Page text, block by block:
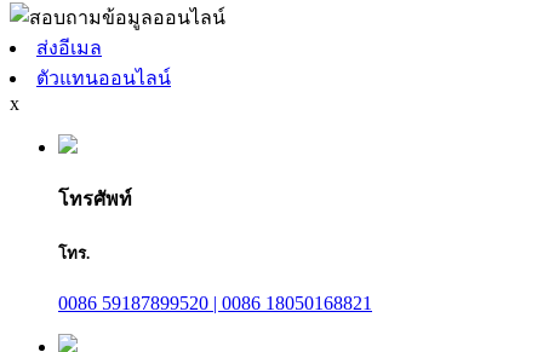
ส่งอีเมล
ตัวแทนออนไลน์
x
โทรศัพท์
โทร.
0086 59187899520 | 0086 18050168821